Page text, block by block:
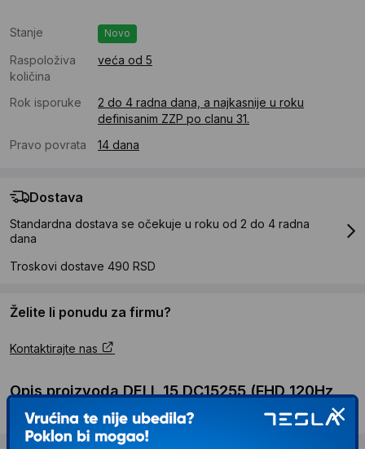
Stanje Novo
Raspoloživa
količina
veća od 5
Rok isporuke
2 do 4 radna dana, a najkasnije u roku
definisanim ZZP po clanu 31.
Pravo povrata
14 dana
Dostava
Standardna dostava se očekuje u roku od 2 do 4 radna
dana
Troskovi dostave 490 RSD
Želite li ponudu za firmu?
Kontaktirajte nas
Opis proizvoda DELL 15 DC15255 (FHD 120Hz,
Ryzen 7 7730U, 16GB, 1TB SSD)